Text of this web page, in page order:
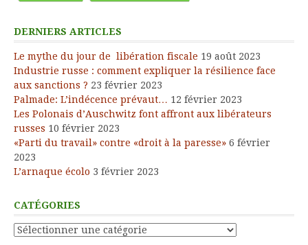
DERNIERS ARTICLES
Le mythe du jour de libération fiscale 19 août 2023
Industrie russe : comment expliquer la résilience face
aux sanctions ? 23 février 2023
Palmade: L’indécence prévaut… 12 février 2023
Les Polonais d’Auschwitz font affront aux libérateurs
russes 10 février 2023
«Parti du travail» contre «droit à la paresse» 6 février
2023
L’arnaque écolo 3 février 2023
CATÉGORIES
Catégories